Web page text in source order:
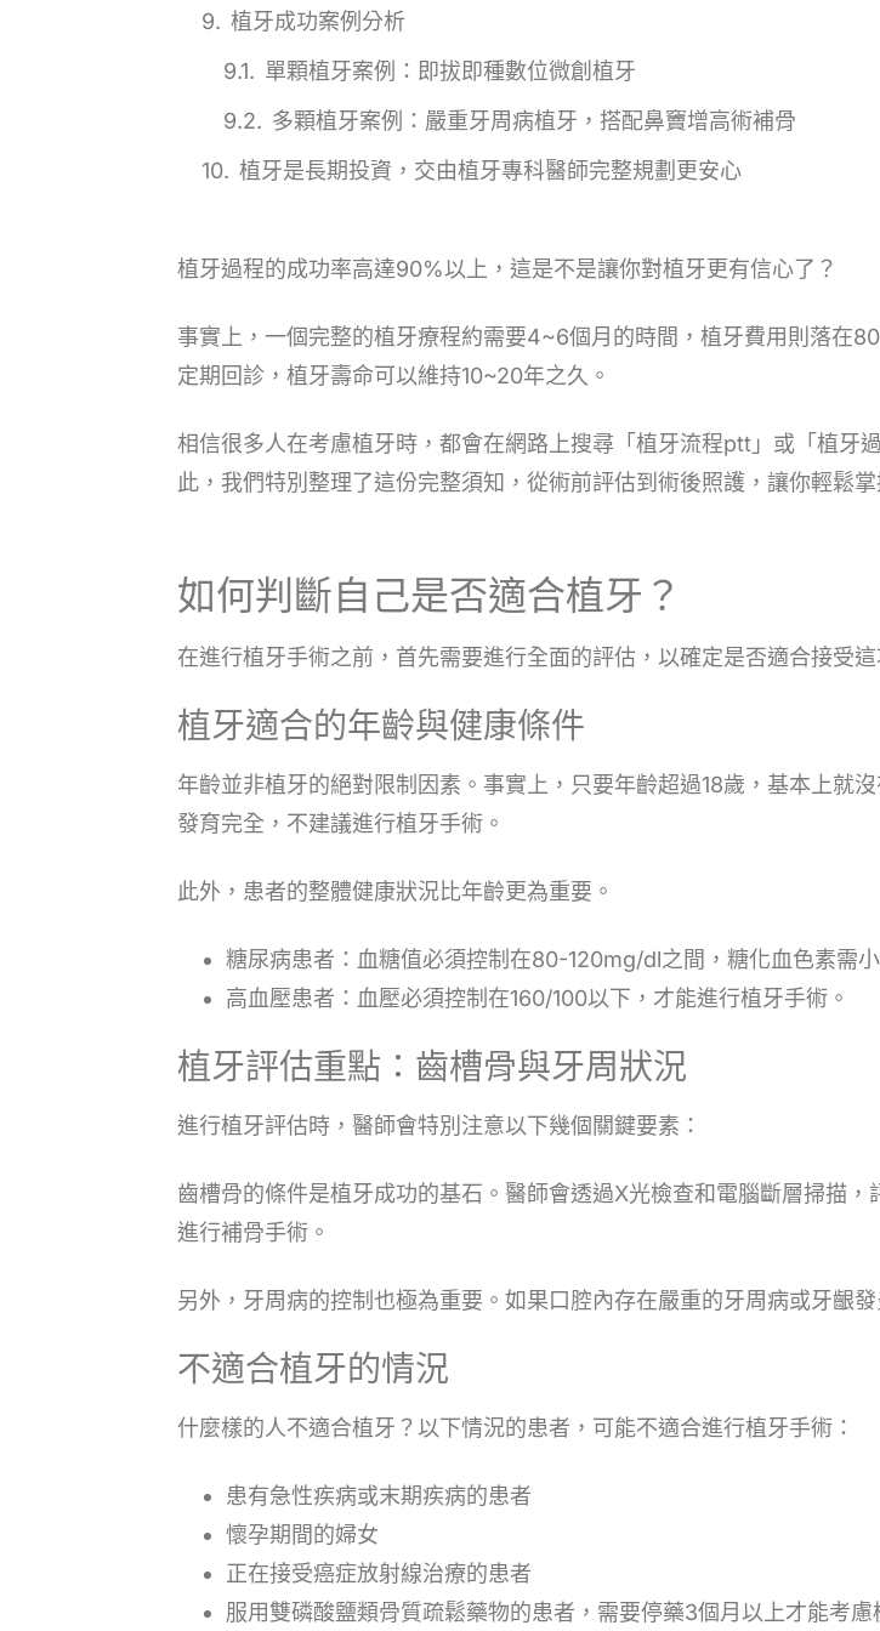
植牙成功案例分析
單顆植牙案例：即拔即種數位微創植牙
多顆植牙案例：嚴重牙周病植牙，搭配鼻竇增高術補骨
植牙是長期投資，交由植牙專科醫師完整規劃更安心
植牙過程的成功率高達90%以上，這是不是讓你對植牙更有信心了？
事實上，一個完整的植牙療程約需要4~6個月的時間，植牙費用則落在
定期回診，植牙壽命可以維持10~20年之久。
相信很多人在考慮植牙時，都會在網路上搜尋「植牙流程ptt」或「植牙
此，我們特別整理了這份完整須知，從術前評估到術後照護，讓你輕鬆
如何判斷自己是否適合植牙？
在進行植牙手術之前，首先需要進行全面的評估，以確定是否適合接受這
植牙適合的年齡與健康條件
年齡並非植牙的絕對限制因素。事實上，只要年齡超過18歲，基本上就
發育完全，不建議進行植牙手術。
此外，患者的整體健康狀況比年齡更為重要。
糖尿病患者：血糖值必須控制在80-120mg/dl之間，糖化血色素需小
高血壓患者：血壓必須控制在160/100以下，才能進行植牙手術。
植牙評估重點：齒槽骨與牙周狀況
進行植牙評估時，醫師會特別注意以下幾個關鍵要素：
齒槽骨的條件是植牙成功的基石。醫師會透過X光檢查和電腦斷層掃描
進行補骨手術。
另外，牙周病的控制也極為重要。如果口腔內存在嚴重的牙周病或牙齦
不適合植牙的情況
什麼樣的人不適合植牙？以下情況的患者，可能不適合進行植牙手術：
患有急性疾病或末期疾病的患者
懷孕期間的婦女
正在接受癌症放射線治療的患者
服用雙磷酸鹽類骨質疏鬆藥物的患者，需要停藥3個月以上才能考慮